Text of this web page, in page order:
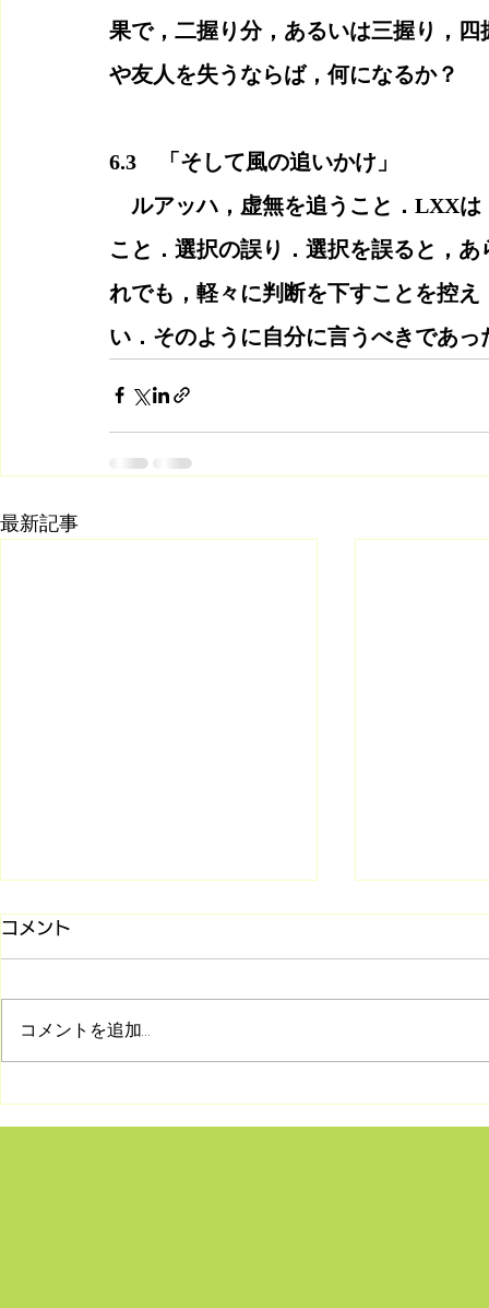
果で，二握り分，あるいは三握り，
や友人を失うならば，何になるか？
6.3　「そして風の追いかけ」
ルアッハ，虚無を追うこと．LXXは
こと．選択の誤り．選択を誤ると，
れでも，軽々に判断を下すことを控
い．そのように自分に言うべきであっ
最新記事
8/2 シリーズ「旧約聖書との
7/26 マタ
コメント
コメントを追加…